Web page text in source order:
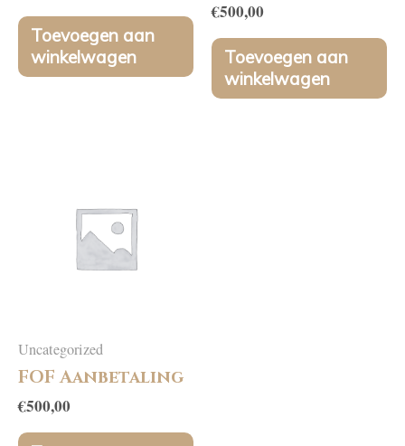
Toevoegen aan
winkelwagen
€500,00
Toevoegen aan
winkelwagen
Uncategorized
FOF Aanbetaling
€500,00